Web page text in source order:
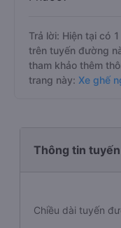
Trả lời: Hiện tại có
trên tuyến đường
tham khảo thêm
trang này: Xe ghế
Thông tin
Chiều dài tuyến